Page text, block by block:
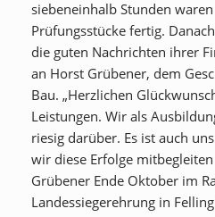
siebeneinhalb Stunden
Prüfungsstücke fertig.
die guten Nachrichten ihrer
an Horst Grübener, dem
Bau. „Herzlichen
Leistungen. Wir als
riesig darüber. Es ist auch
wir diese Erfolge
Grübener Ende Oktober im
Landessiegerehrung in